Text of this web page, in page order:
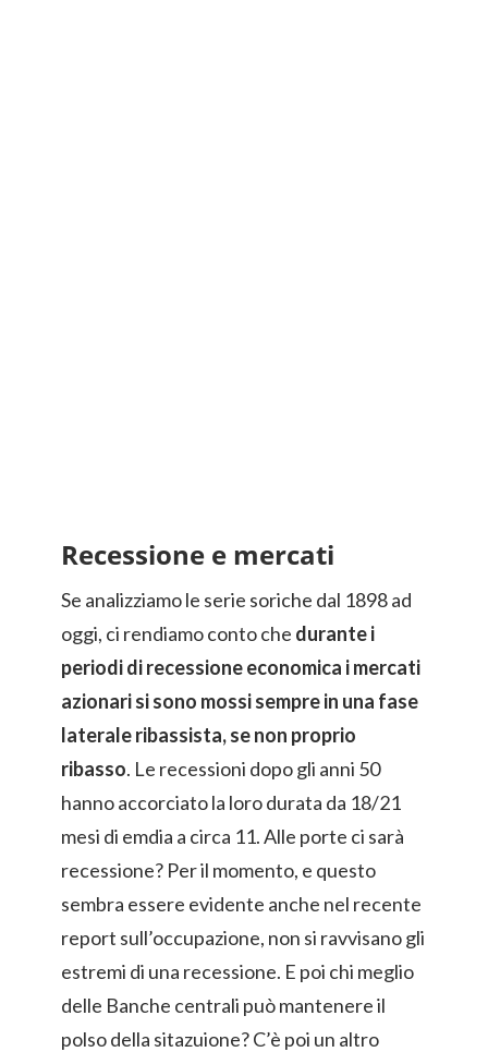
Recessione e mercati
Se analizziamo le serie soriche dal 1898 ad
oggi, ci rendiamo conto che durante i
periodi di recessione economica i mercati
azionari si sono mossi sempre in una fase
laterale ribassista, se non proprio
ribasso. Le recessioni dopo gli anni 50
hanno accorciato la loro durata da 18/21
mesi di emdia a circa 11. Alle porte ci sarà
recessione? Per il momento, e questo
sembra essere evidente anche nel recente
report sull’occupazione, non si ravvisano gli
estremi di una recessione. E poi chi meglio
delle Banche centrali può mantenere il
polso della sitazuione? C’è poi un altro